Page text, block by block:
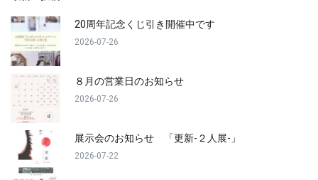
20周年記念くじ引き開催中です
2026-07-26
８月の営業日のお知らせ
2026-07-26
展示会のお知らせ 「更新-２人展-」
2026-07-22